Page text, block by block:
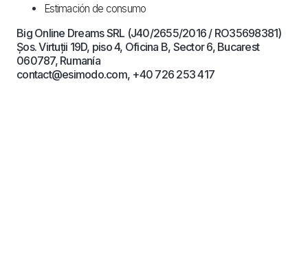
Estimación de consumo
Big Online Dreams SRL (J40/2655/2016 / RO35698381)
Șos. Virtuții 19D, piso 4, Oficina B, Sector 6, Bucarest
060787, Rumanía
contact@esimodo.com, +40 726 253 417